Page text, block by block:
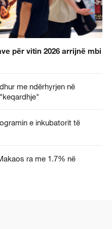
për vitin 2026 arrijnë mbi
me ndërhyrjen në
e inkubatorit të
ra me 1.7% në